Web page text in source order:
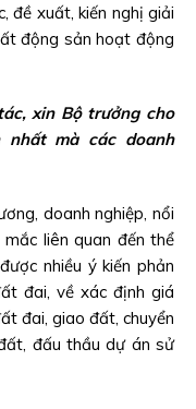
đề xuất, kiến nghị giải
động sản hoạt động
xin Bộ trưởng cho
mà các doanh
doanh nghiệp, nổi
liên quan đến thể
nhiều ý kiến phản
đai, về xác định giá
đai, giao đất, chuyển
đấu thầu dự án sử